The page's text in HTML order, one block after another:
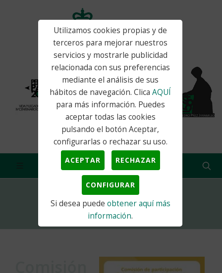
Utilizamos cookies propias y de
terceros para mejorar nuestros
servicios y mostrarle publicidad
relacionada con sus preferencias
mediante el análisis de sus
hábitos de navegación. ClicaAQUÍ
para más información. Puedes
aceptar todas las cookies
pulsando el botón Aceptar,
configurarlas o rechazar su uso.
ACEPTAR RECHAZAR
CONFIGURAR
Si desea puede obtener aquí más
información.
Inicio Actualidad
Juventud
Comisión de participación de la...